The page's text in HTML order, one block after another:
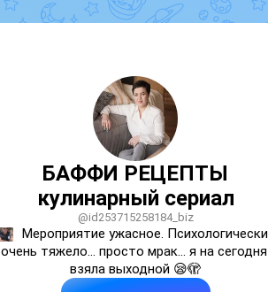
БАФФИ РЕЦЕПТЫ
кулинарный сериал
@id253715258184_biz
Мероприятие ужасное. Психологически
очень тяжело... просто мрак... я на сегодня
взяла выходной 😪🫣